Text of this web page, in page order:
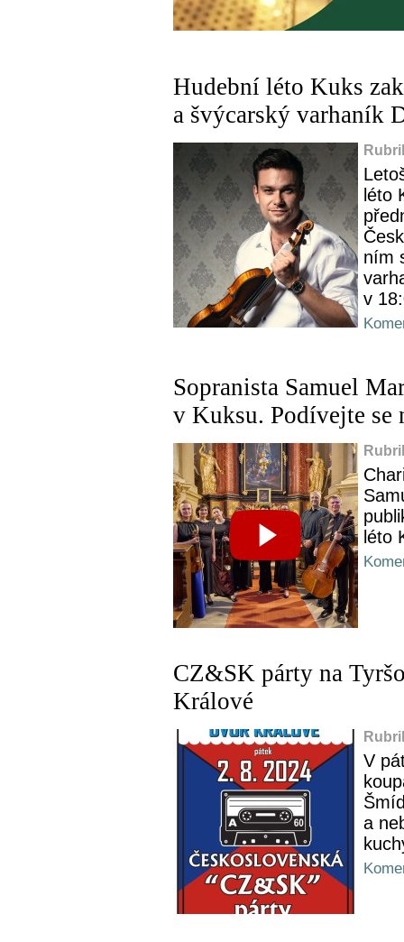
Hudební léto Kuks
a švýcarský varhaník
léto
ním
v
Sopranista Samuel
v Kuksu. Podívejte se
léto
CZ&SK párty na
Králové
V
a